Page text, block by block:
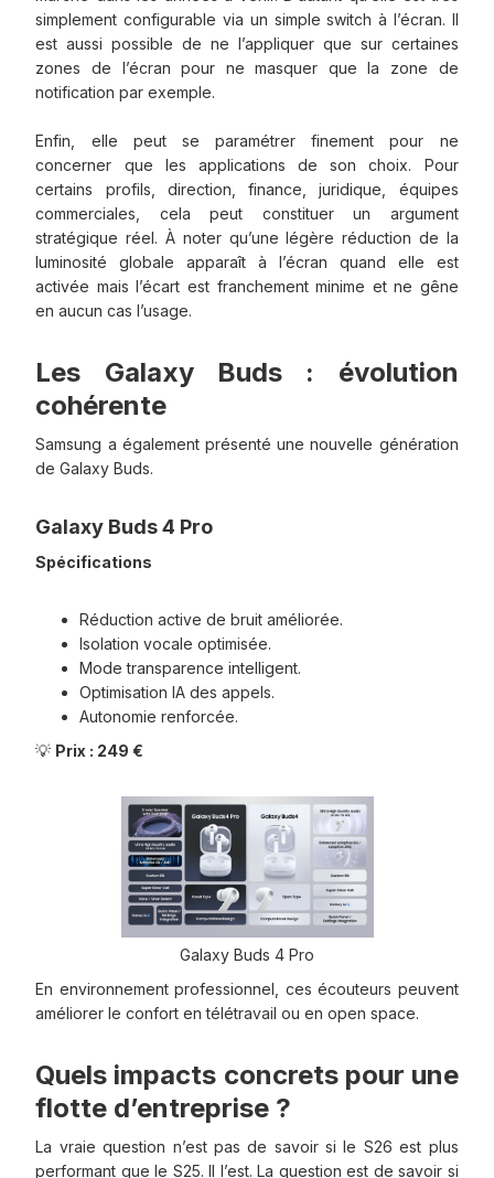
simplement configurable via un simple switch à l’écran. Il
est aussi possible de ne l’appliquer que sur certaines
zones de l’écran pour ne masquer que la zone de
notification par exemple.
Enfin, elle peut se paramétrer finement pour ne
concerner que les applications de son choix. Pour
certains profils, direction, finance, juridique, équipes
commerciales, cela peut constituer un argument
stratégique réel. À noter qu’une légère réduction de la
luminosité globale apparaît à l’écran quand elle est
activée mais l’écart est franchement minime et ne gêne
en aucun cas l’usage.
Les Galaxy Buds : évolution
cohérente
Samsung a également présenté une nouvelle génération
de Galaxy Buds.
Galaxy Buds 4 Pro
Spécifications
Réduction active de bruit améliorée.
Isolation vocale optimisée.
Mode transparence intelligent.
Optimisation IA des appels.
Autonomie renforcée.
💡 Prix : 249 €
Galaxy Buds 4 Pro
En environnement professionnel, ces écouteurs peuvent
améliorer le confort en télétravail ou en open space.
Quels impacts concrets pour une
flotte d’entreprise ?
La vraie question n’est pas de savoir si le S26 est plus
performant que le S25. Il l’est. La question est de savoir si